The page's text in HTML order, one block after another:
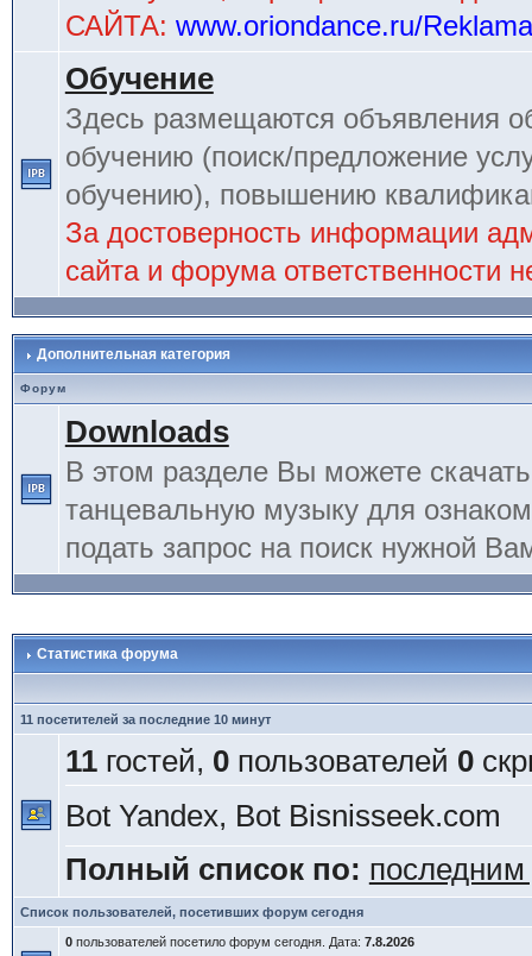
САЙТА: www.oriondance.ru/Reklama
Обучение
Здесь размещаются объявления
обучению (поиск/предложение
обучению), повышению
За достоверность информации
сайта и форума ответственности
Дополнительная категория
Форум
Downloads
В этом разделе Вы можете
танцевальную музыку для
подать запрос на поиск нужной
Статистика форума
11 посетителей за последние 10 минут
11гостей, 0пользователей 0
Bot Yandex, Bot Bisnisseek.com
Полный список по:
Список пользователей, посетивших форум сегодня
0пользователей посетило форум сегодня. Дата: 7.8.2026